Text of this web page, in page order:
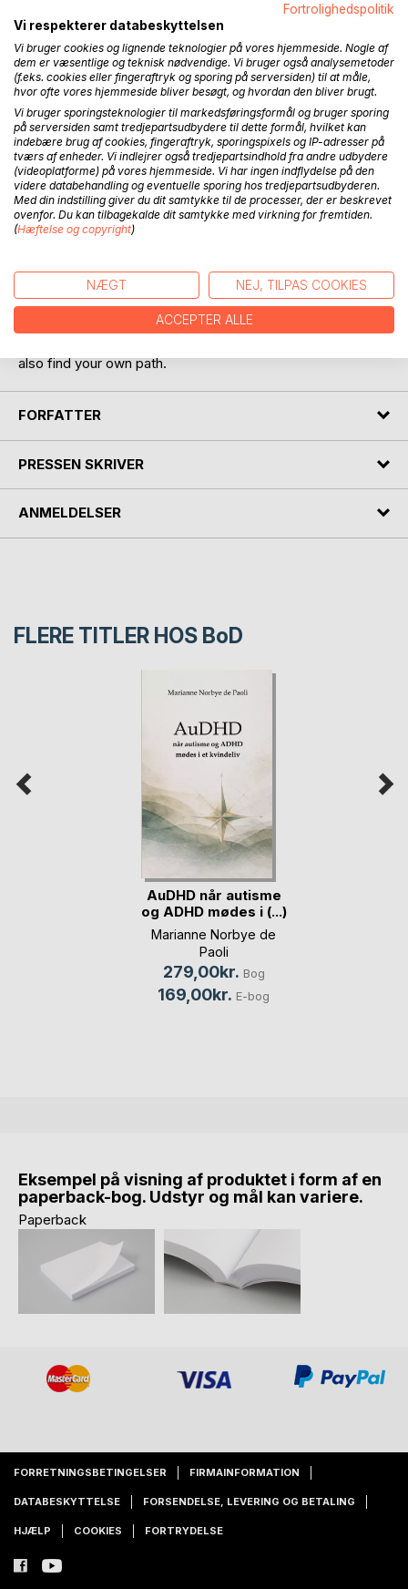
Helle Mirsbach grew up in an ordinary family without any
daily practice of belief or religion. Even though she has
always felt drawn to the forces of the universe without
quite knowing why or how to find her way.
There are many people who, like her, need to find the
spiritual path and Helle's story shows how the Universe
shows the path if you are open and receptive to the
messages they send.
In a relaxed and unpretentious way, Helle writes about the
both well-known and lesser-known, and through her
experiences has found her own path.
It is precisely finding one's own path - one's own truth -
also find your own path.
FORFATTER
PRESSEN SKRIVER
ANMELDELSER
FLERE TITLER HOS BoD
AuDHD når autisme
og ADHD mødes i (...)
Marianne Norbye de
Paoli
279,00kr. Bog
169,00kr. E-bog
Eksempel på visning af produktet i form af en
paperback-bog. Udstyr og mål kan variere.
Paperback
FORRETNINGSBETINGELSER FIRMAINFORMATION
DATABESKYTTELSE FORSENDELSE, LEVERING OG BETALING
HJÆLP COOKIES FORTRYDELSE
Fortrolighedspolitik
Vi respekterer databeskyttelsen
Vi bruger cookies og lignende teknologier på vores hjemmeside. Nogle af
dem er væsentlige og teknisk nødvendige. Vi bruger også analysemetoder
(f.eks. cookies eller fingeraftryk og sporing på serversiden) til at måle,
hvor ofte vores hjemmeside bliver besøgt, og hvordan den bliver brugt.
Vi bruger sporingsteknologier til markedsføringsformål og bruger sporing
på serversiden samt tredjepartsudbydere til dette formål, hvilket kan
indebære brug af cookies, fingeraftryk, sporingspixels og IP-adresser på
tværs af enheder. Vi indlejrer også tredjepartsindhold fra andre udbydere
(videoplatforme) på vores hjemmeside. Vi har ingen indflydelse på den
videre databehandling og eventuelle sporing hos tredjepartsudbyderen.
Med din indstilling giver du dit samtykke til de processer, der er beskrevet
ovenfor. Du kan tilbagekalde dit samtykke med virkning for fremtiden.
(Hæftelse og copyright)
NÆGT NEJ, TILPAS COOKIES
ACCEPTER ALLE